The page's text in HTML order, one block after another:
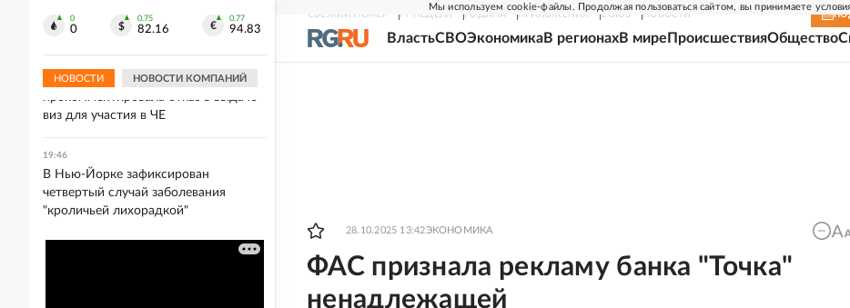
Мы используем cookie-файлы. Продолжая пользоваться сайтом, вы принимаете
СВЕЖИЙ НОМЕР РГ-НЕДЕЛЯ РОДИНА ПРИЛОЖЕНИЯ СОЮЗ НОВОСТИ
ВластьСВОЭкономикаВ регионахВ мире ПроисшествияОбщество
28.10.2025 13:42ЭКОНОМИКА
ФАС признала рекламу банка "Точка"
ненадлежащей
0
0
0.75
82.16
0.77
94.83
НОВОСТИ НОВОСТИ КОМПАНИЙ
продюсер Уильям Орбит
Гимнастка Мельникова
прокомментировала отказ в выдаче
виз для участия в ЧЕ
19:46
В Нью-Йорке зафиксирован
четвертый случай заболевания
"кроличьей лихорадкой"